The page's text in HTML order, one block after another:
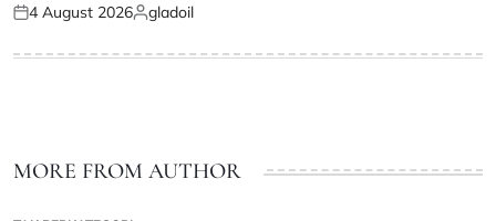
Posted
4 August 2026Posted
gladoil
MORE FROM AUTHOR